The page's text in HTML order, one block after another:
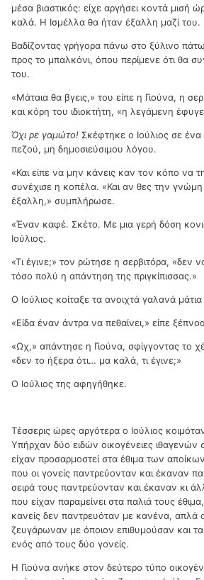
μέσα βιαστικός: είχε αργήσει κοντά μισή
καλά. Η Ισμέλλα θα ήταν έξαλλη μαζί του.
Βαδίζοντας γρήγορα πάνω στο ξύλινο
προς το μπαλκόνι, όπου περίμενε ότι θα
του.
«Μάταια θα βγεις,» του είπε η Γιούνα, η
και κόρη του ιδιοκτήτη, «η λεγάμενη
Όχι ρε γαμώτο! Σκέφτηκε ο Ιούλιος σε
πεζού, μη δημοσιεύσιμου λόγου.
«Και είπε να μην κάνεις καν τον κόπο να
συνέχισε η κοπέλα. «Και αν θες την
έξαλλη,» συμπλήρωσε.
«Έναν καφέ. Σκέτο. Με μια γερή δόση
Ιούλιος.
«Τι έγινε;» τον ρώτησε η σερβιτόρα, «δεν
τόσο πολύ η απάντηση της πριγκίπισσας.»
Ο Ιούλιος κοίταξε τα ανοιχτά γαλανά
«Είδα έναν άντρα να πεθαίνει,» είπε
«Ωχ,» απάντησε η Γιούνα, σφίγγοντας το
«δεν το ήξερα ότι… μα καλά, τι έγινε;»
Ο Ιούλιος της αφηγήθηκε.
Τέσσερις ώρες αργότερα ο Ιούλιος
Υπήρχαν δύο ειδών οικογένειες
είχαν προσαρμοστεί στα έθιμα των
που οι γονείς παντρεύονταν και έκαναν
σειρά τους παντρεύονταν και έκαναν κι
που είχαν παραμείνει στα παλιά τους
κανείς δεν παντρευόταν με κανένα, απλά
ζευγάρωναν με όποιον επιθυμούσαν και
ενός από τους δύο γονείς.
Η Γιούνα ανήκε στον δεύτερο τύπο